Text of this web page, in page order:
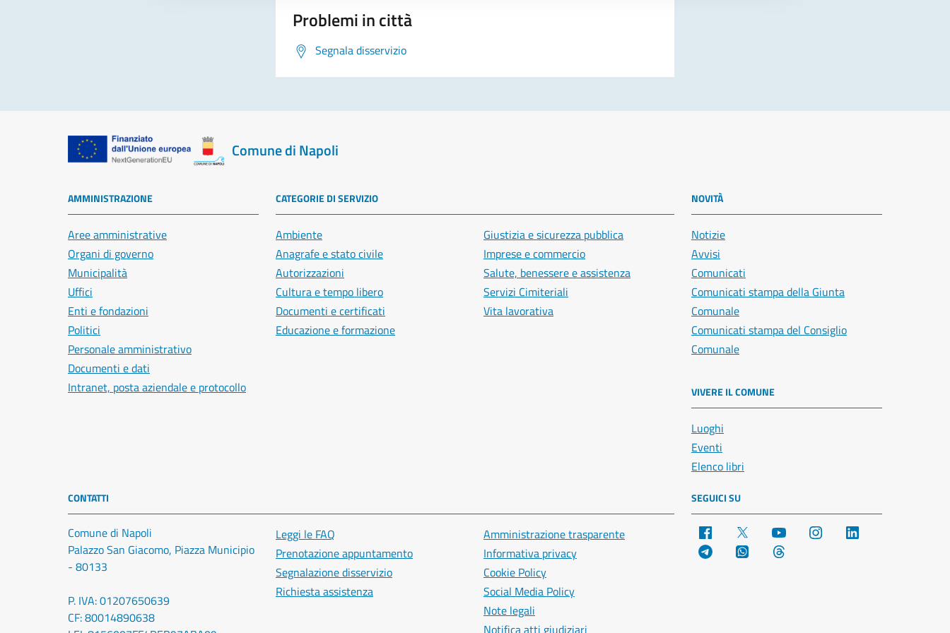
Problemi in città
Segnala disservizio
Comune di Napoli
AMMINISTRAZIONE
Aree amministrative
Organi di governo
Municipalità
Uffici
Enti e fondazioni
Politici
Personale amministrativo
Documenti e dati
Intranet, posta aziendale e protocollo
CATEGORIE DI SERVIZIO
Ambiente
Anagrafe e stato civile
Autorizzazioni
Cultura e tempo libero
Documenti e certificati
Educazione e formazione
Giustizia e sicurezza pubblica
Imprese e commercio
Salute, benessere e assistenza
Servizi Cimiteriali
Vita lavorativa
NOVITÀ
Notizie
Avvisi
Comunicati
Comunicati stampa della Giunta
Comunale
Comunicati stampa del Consiglio
Comunale
VIVERE IL COMUNE
Luoghi
Eventi
Elenco libri
CONTATTI
Comune di Napoli
Palazzo San Giacomo, Piazza Municipio
- 80133
P. IVA: 01207650639
CF: 80014890638
Leggi le FAQ
Prenotazione appuntamento
Segnalazione disservizio
Richiesta assistenza
Amministrazione trasparente
Informativa privacy
Cookie Policy
Social Media Policy
Note legali
SEGUICI SU
Facebook YouTube Instagram
Telegram WhatsApp